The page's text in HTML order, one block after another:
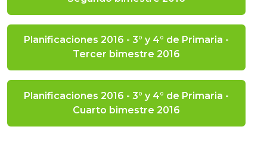
Planificaciones 2016 - 3° y 4° de Primaria -
Tercer bimestre 2016
Planificaciones 2016 - 3° y 4° de Primaria -
Cuarto bimestre 2016